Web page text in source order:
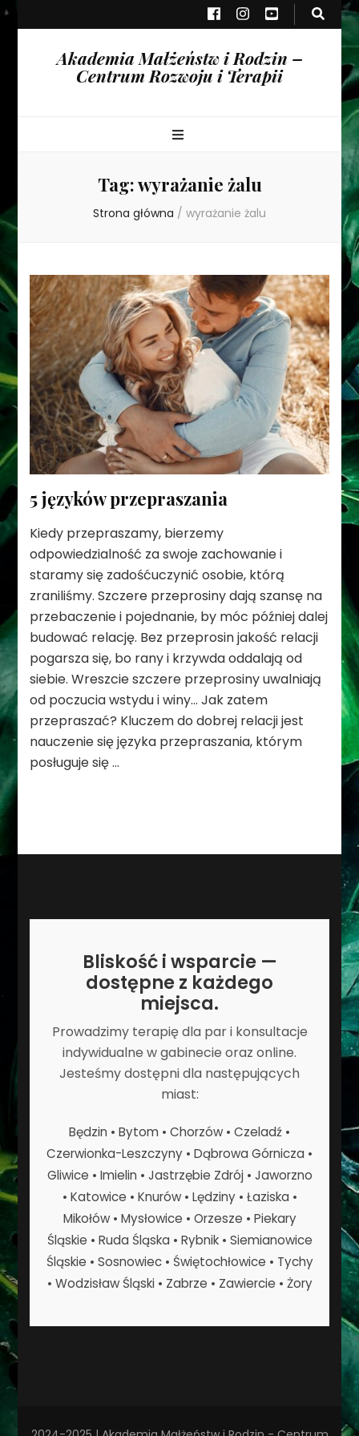
Akademia Małżeństw i Rodzin –
Centrum Rozwoju i Terapii
Tag:wyrażanie żalu
Strona główna / wyrażanie żalu
5 języków przepraszania
Kiedy przepraszamy, bierzemy
odpowiedzialność za swoje zachowanie i
staramy się zadośćuczynić osobie, którą
zraniliśmy. Szczere przeprosiny dają szansę na
przebaczenie i pojednanie, by móc później dalej
budować relację. Bez przeprosin jakość relacji
pogarsza się, bo rany i krzywda oddalają od
siebie. Wreszcie szczere przeprosiny uwalniają
od poczucia wstydu i winy… Jak zatem
przepraszać? Kluczem do dobrej relacji jest
nauczenie się języka przepraszania, którym
posługuje się …
Bliskość i wsparcie —
dostępne z każdego
miejsca.
Prowadzimy terapię dla par i konsultacje
indywidualne w gabinecie oraz online.
Jesteśmy dostępni dla następujących
miast:
Będzin • Bytom • Chorzów • Czeladź •
Czerwionka-Leszczyny • Dąbrowa Górnicza •
Gliwice • Imielin • Jastrzębie Zdrój • Jaworzno
• Katowice • Knurów • Lędziny • Łaziska •
Mikołów • Mysłowice • Orzesze • Piekary
Śląskie • Ruda Śląska • Rybnik • Siemianowice
Śląskie • Sosnowiec • Świętochłowice • Tychy
• Wodzisław Śląski • Zabrze • Zawiercie • Żory